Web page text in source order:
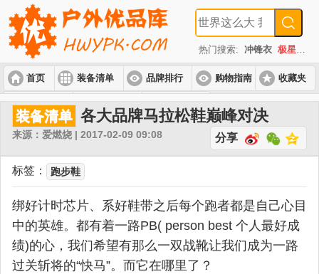
热门搜索: 冲锋衣 极星
首页 装备清单 品牌排行 购物指南
入门套装 进阶套装 高端套装
收藏夹
装备清单 各大品牌马拉松鞋巅峰对决
分享
来源：爱燃烧 | 2017-02-09 09:08
标签： 跑步鞋
绑好计时芯片、系好鞋带之后每个跑者都是自己心目
中的英雄。都有着一路PB( person best 个人最好成
绩)的心，我们希望有那么一双战靴让我们成为一路
过关斩将的“快马”。而它在哪里了？